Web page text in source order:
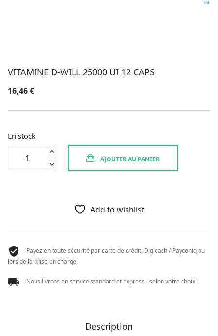
VITAMINE D-WILL 25000 UI 12 CAPS
16,46€
En stock
CAPS
AJOUTER AU PANIER
Add to wishlist
Payez en toute sécurité par carte de crédit, Digicash / Payconiq ou
lors de la prise en charge.
Nous livrons en service standard et express - selon votre choix!
Description